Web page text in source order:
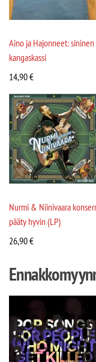
Aino ja Hajonneet: sininen
kangaskassi
14,90€
Nurmi & Niinivaara
pääty hyvin (LP)
26,90€